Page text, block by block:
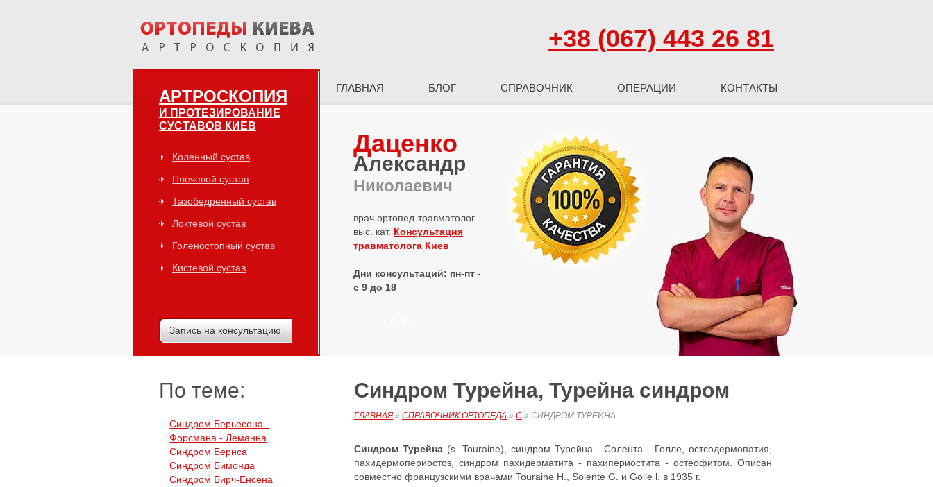
+38 (067) 443 26 81
ГЛАВНАЯ БЛОГ СПРАВОЧНИК ОПЕРАЦИИ КОНТАКТЫ
АРТРОСКОПИЯ
И ПРОТЕЗИРОВАНИЕ
СУСТАВОВ КИЕВ
Коленный сустав
Плечевой сустав
Тазобедренный сустав
Локтевой сустав
Голеностопный сустав
Кистевой сустав
Запись на консультацию
Даценко
Александр
Николаевич
врач ортопед-травматолог
выс. кат. Консультация
травматолога Киев
Дни консультаций: пн-пт -
с 9 до 18
По теме:
Синдром Берьесона -
Форсмана - Леманна
Синдром Бернса
Синдром Бимонда
Синдром Бирч-Енсена
Синдром Турейна, Турейна cиндром
ГЛАВНАЯ » СПРАВОЧНИК ОРТОПЕДА » С » СИНДРОМ ТУРЕЙНА
Синдром Турейна(s. Touraine), синдром Турейна - Солента - Голле, остсодермопатия,
пахидермопериостоз, синдром пахидерматита - пахипериостита - остеофитом. Описан
совместно французскими врачами Touraine H., Solente G. и Golle l. в 1935 г.